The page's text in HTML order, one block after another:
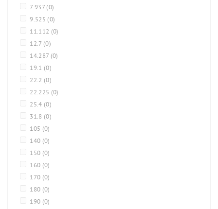
7.937 (0)
9.525 (0)
11.112 (0)
12.7 (0)
14.287 (0)
19.1 (0)
22.2 (0)
22.225 (0)
25.4 (0)
31.8 (0)
105 (0)
140 (0)
150 (0)
160 (0)
170 (0)
180 (0)
190 (0)